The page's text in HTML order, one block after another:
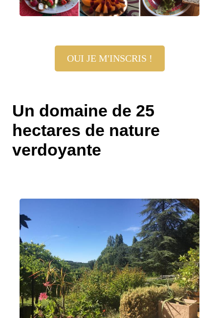
OUI JE M'INSCRIS !
Un domaine de 25
hectares de nature
verdoyante